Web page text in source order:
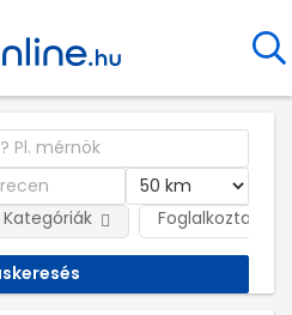
Foglalkoztatás
Kategóriák